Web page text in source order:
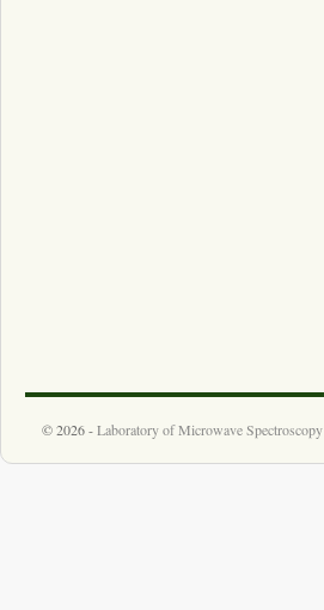
© 2026 -Laboratory of Microwave Spectroscopy